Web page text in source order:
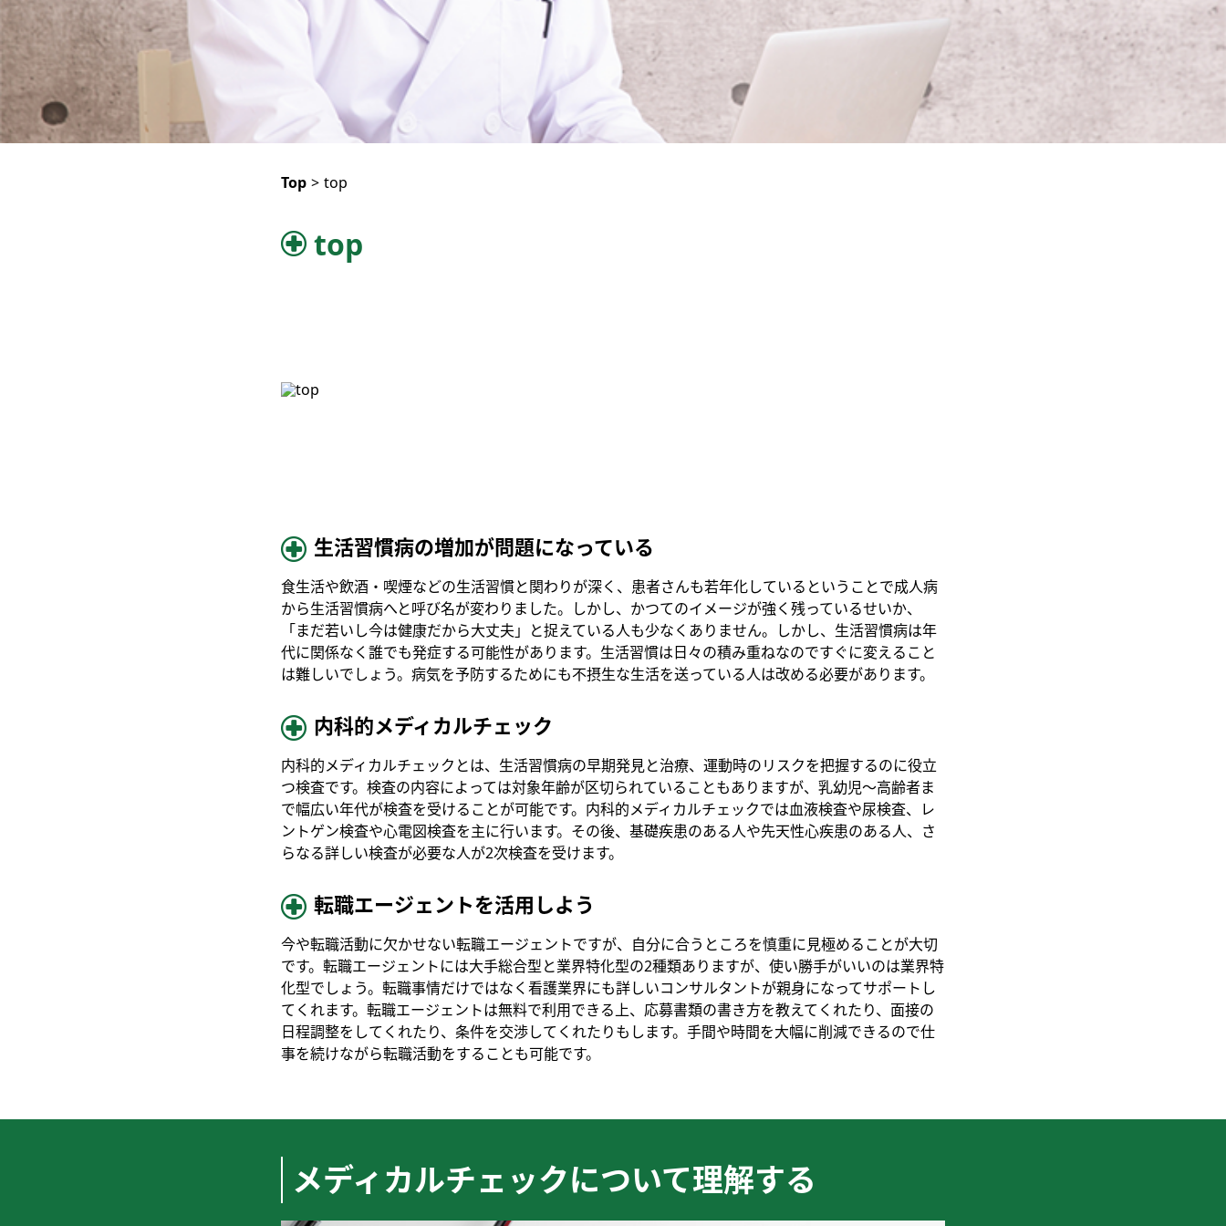
Top > top
top
生活習慣病の増加が問題になっている
食生活や飲酒・喫煙などの生活習慣と関わりが深く、患者さんも若年化しているということで成人病
から生活習慣病へと呼び名が変わりました。しかし、かつてのイメージが強く残っているせいか、
「まだ若いし今は健康だから大丈夫」と捉えている人も少なくありません。しかし、生活習慣病は年
代に関係なく誰でも発症する可能性があります。生活習慣は日々の積み重ねなのですぐに変えること
は難しいでしょう。病気を予防するためにも不摂生な生活を送っている人は改める必要があります。
内科的メディカルチェック
内科的メディカルチェックとは、生活習慣病の早期発見と治療、運動時のリスクを把握するのに役立
つ検査です。検査の内容によっては対象年齢が区切られていることもありますが、乳幼児～高齢者ま
で幅広い年代が検査を受けることが可能です。内科的メディカルチェックでは血液検査や尿検査、レ
ントゲン検査や心電図検査を主に行います。その後、基礎疾患のある人や先天性心疾患のある人、さ
らなる詳しい検査が必要な人が2次検査を受けます。
転職エージェントを活用しよう
今や転職活動に欠かせない転職エージェントですが、自分に合うところを慎重に見極めることが大切
です。転職エージェントには大手総合型と業界特化型の2種類ありますが、使い勝手がいいのは業界特
化型でしょう。転職事情だけではなく看護業界にも詳しいコンサルタントが親身になってサポートし
てくれます。転職エージェントは無料で利用できる上、応募書類の書き方を教えてくれたり、面接の
日程調整をしてくれたり、条件を交渉してくれたりもします。手間や時間を大幅に削減できるので仕
事を続けながら転職活動をすることも可能です。
メディカルチェックについて理解する